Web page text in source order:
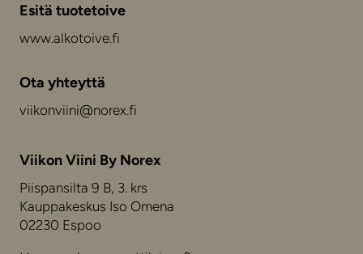
Esitä tuotetoive
www.alkotoive.fi
Ota yhteyttä
viikonviini@norex.fi
Viikon Viini By Norex
Piispansilta 9 B, 3. krs
Kauppakeskus Iso Omena
02230 Espoo